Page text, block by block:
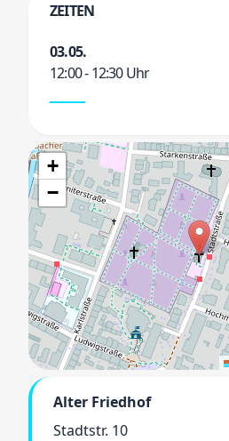
ZEITEN
03.05.
12:00 - 12:30 Uhr
+
−
Alter Friedhof
Stadtstr. 10